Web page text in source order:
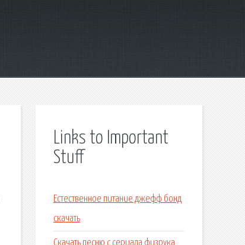
Links to Important
Stuff
Естественное питание джефф бонд
скачать